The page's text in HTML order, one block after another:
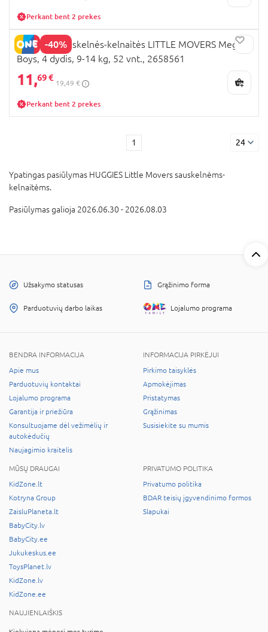
Perkant bent 2 prekes
-40%
HUGGIES sauskelnės-kelnaitės LITTLE MOVERS Mega,
Boys, 4 dydis, 9-14 kg, 52 vnt., 2658561
11,69 €
19,49 €
Perkant bent 2 prekes
1 24
Ypatingas pasiūlymas HUGGIES Little Movers sauskelnėms-
kelnaitėms.
Pasiūlymas galioja 2026.06.30 - 2026.08.03
Užsakymo statusas Grąžinimo forma
Parduotuvių darbo laikas Lojalumo programa
BENDRA INFORMACIJA
Apie mus
Parduotuvių kontaktai
Lojalumo programa
Garantija ir priežiūra
Konsultuojame dėl vežimėlių ir
autokėdučių
Naujagimio kraitelis
INFORMACIJA PIRKĖJUI
Pirkimo taisyklės
Apmokėjimas
Pristatymas
Grąžinimas
Susisiekite su mumis
MŪSŲ DRAUGAI
KidZone.lt
Kotryna Group
ZaisluPlaneta.lt
BabyCity.lv
BabyCity.ee
Jukukeskus.ee
ToysPlanet.lv
KidZone.lv
KidZone.ee
PRIVATUMO POLITIKA
Privatumo politika
BDAR teisių įgyvendinimo formos
Slapukai
NAUJIENLAIŠKIS